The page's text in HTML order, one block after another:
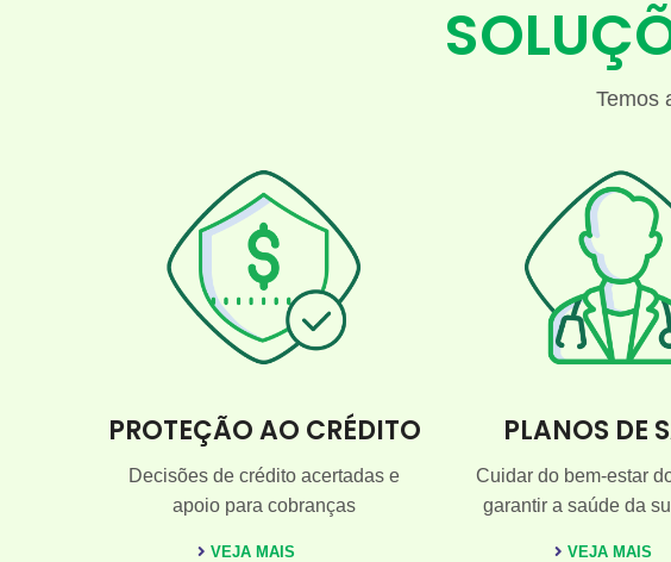
Temos
PROTEÇÃO AO CRÉDITO
Decisões de crédito acertadas e
apoio para cobranças
VEJA MAIS
PLANOS DE
Cuidar do bem-estar
garantir a saúde da
VEJA MAIS